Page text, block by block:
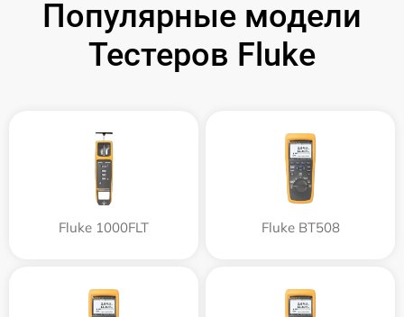
Популярные модели
Тестеров Fluke
Fluke 1000FLT Fluke BT508